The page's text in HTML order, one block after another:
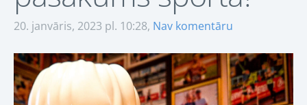
20. janvāris, 2023 pl. 10:28, Nav komentāru